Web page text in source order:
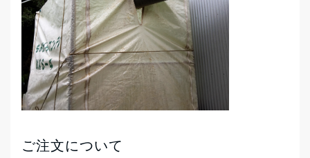
実際に使ってみた感想
以前はトラックに自作で組んでいたが籾がら
コンテナは組立てが簡単で時間がかからず排
出の際もジッパーを開けるだけで楽に作業が
2011年9月に「籾がらコンテナ ＭＫＳ－
ご注文について